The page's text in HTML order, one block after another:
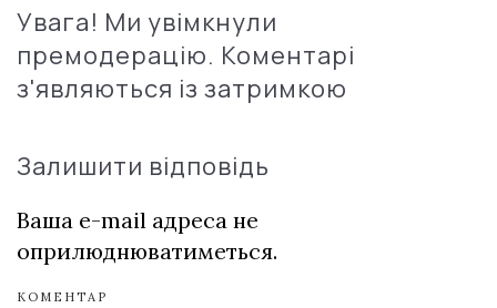
Увага! Ми увімкнули
премодерацію. Коментарі
з'являються із затримкою
Залишити відповідь
Ваша e-mail адреса не
оприлюднюватиметься.
КОМЕНТАР